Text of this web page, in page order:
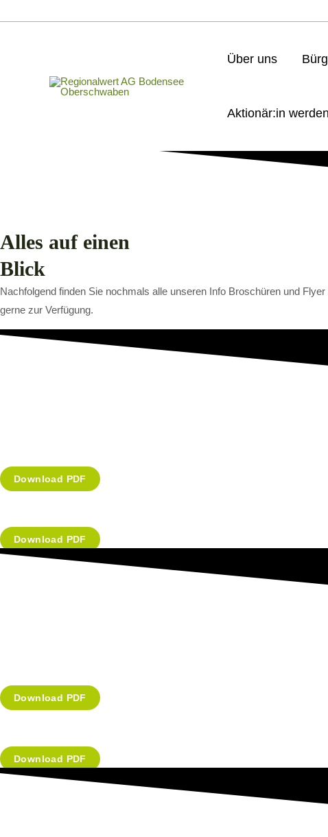
Über uns
Aktionär:in werden
Alles auf einen
Blick
Nachfolgend finden Sie nochmals alle unseren Info Broschüren und
gerne zur Verfügung.
Download PDF
Download PDF
Download PDF
Download PDF